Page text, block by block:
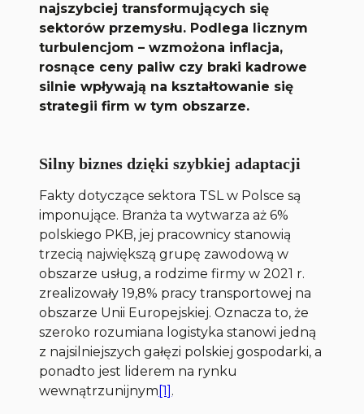
najszybciej transformujących się
sektorów przemysłu. Podlega licznym
turbulencjom – wzmożona inflacja,
rosnące ceny paliw czy braki kadrowe
silnie wpływają na kształtowanie się
strategii firm w tym obszarze.
Silny biznes dzięki szybkiej adaptacji
Fakty dotyczące sektora TSL w Polsce są
imponujące. Branża ta wytwarza aż 6%
polskiego PKB, jej pracownicy stanowią
trzecią największą grupę zawodową w
obszarze usług, a rodzime firmy w 2021 r.
zrealizowały 19,8% pracy transportowej na
obszarze Unii Europejskiej. Oznacza to, że
szeroko rozumiana logistyka stanowi jedną
z najsilniejszych gałęzi polskiej gospodarki, a
ponadto jest liderem na rynku
wewnątrzunijnym [1] .